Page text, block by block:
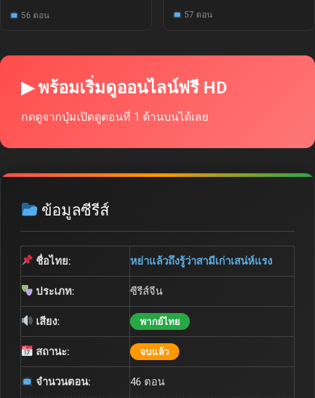
56 ตอน 57 ตอน
▶ พร้อมเริ่มดูออนไลน์ฟรี HD
กดดูจากปุ่มเปิดดูตอนที่ 1 ด้านบนได้เลย
ข้อมูลซีรีส์
ชื่อไทย: หย่าแล้วถึงรู้ว่าสามีเก่าเสน่ห์แรง
ประเภท: ซีรีส์จีน
เสียง: พากย์ไทย
สถานะ: จบแล้ว
จำนวนตอน: 46 ตอน